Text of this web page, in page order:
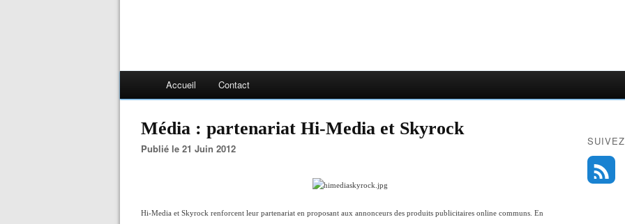
Accueil Contact
Média : partenariat Hi-Media et Skyrock
Publié le 21 Juin 2012
Hi-Media et Skyrock renforcent leur partenariat en proposant aux annonceurs des produits publicitaires online communs. En